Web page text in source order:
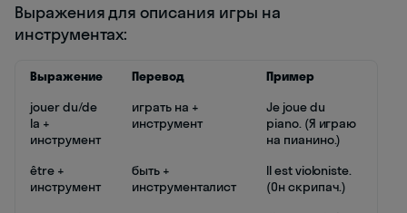
Выражения для описания игры на
инструментах:
Выражение Перевод
Пример
jouer du/de
la +
инструмент
играть на +
инструмент
Je joue du
piano. (Я играю
на пианино.)
être +
инструмент
быть +
инструменталист
Il est violoniste.
(Он скрипач.)